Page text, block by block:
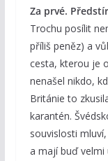
Za prvé.
Trochu posílit
příliš peněz) a
cesta, kterou je
nenašel nikdo,
Británie to
karantén.
souvislosti
a mají buď velmi